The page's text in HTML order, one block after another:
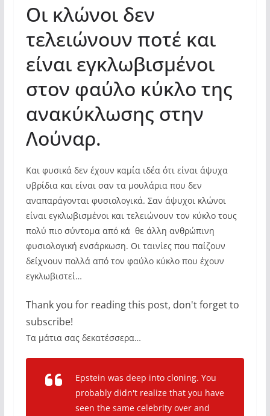
Οι κλώνοι δεν
τελειώνουν ποτέ και
είναι εγκλωβισμένοι
στον φαύλο κύκλο της
ανακύκλωσης στην
Λούναρ.
Και φυσικά δεν έχουν καμία ιδέα ότι είναι άψυχα
υβρίδια και είναι σαν τα μουλάρια που δεν
αναπαράγονται φυσιολογικά. Σαν άψυχοι κλώνοι
είναι εγκλωβισμένοι και τελειώνουν τον κύκλο τους
πολύ πιο σύντομα από κα΄θε άλλη ανθρώπινη
φυσιολογική ενσάρκωση. Οι ταινίες που παίζουν
δείχνουν πολλά από τον φαύλο κύκλο που έχουν
εγκλωβιστεί…
Thank you for reading this post, don't forget to
subscribe!
Τα μάτια σας δεκατέσσερα…
Epstein was deep into cloning. You
probably didn't realize that you have
seen the same celebrity over and